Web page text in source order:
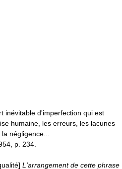
inévitable d'imperfection qui est
humaine, les erreurs, les lacunes
, la négligence...
p. 234.
L'arrangement de cette phrase